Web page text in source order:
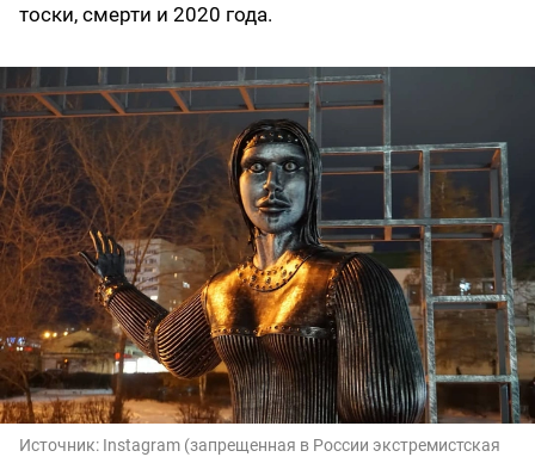
тоски, смерти и 2020 года.
Источник: Instagram (запрещенная в России экстремистская